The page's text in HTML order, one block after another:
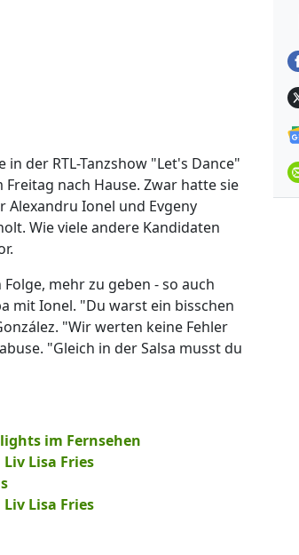
der RTL-Tanzshow "Let's Dance"
nach Hause. Zwar hatte sie
Alexandru Ionel und Evgeny
Wie viele andere Kandidaten
mehr zu geben - so auch
mit Ionel. "Du warst ein bisschen
"Wir werten keine Fehler
"Gleich in der Salsa musst du
im Fernsehen
Lisa Fries
Lisa Fries